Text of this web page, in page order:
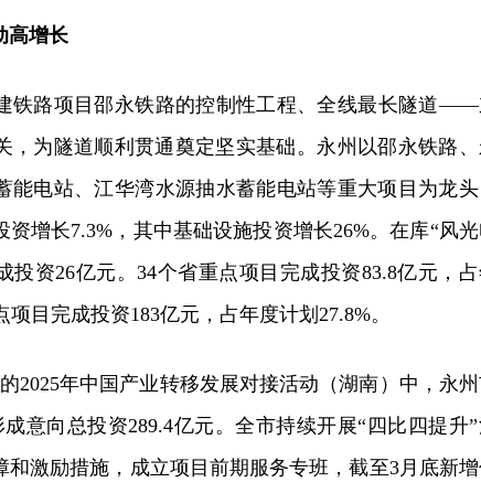
高增长
铁路项目邵永铁路的控制性工程、全线最长隧道
，为隧道顺利贯通奠定坚实基础。永州以邵永铁路
能电站、江华湾水源抽水蓄能电站等重大项目为龙头
增长7.3%，其中基础设施投资增长26%。在库“风
投资26亿元。34个省重点项目完成投资83.8亿元，
项目完成投资183亿元，占年度计划27.8%。
2025年中国产业转移发展对接活动（湖南）中，永
意向总投资289.4亿元。全市持续开展“四比四提升
激励措施，成立项目前期服务专班，截至3月底新